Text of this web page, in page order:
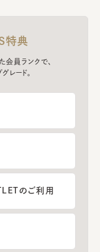
特典
員ランクで、
レード。
のご利用